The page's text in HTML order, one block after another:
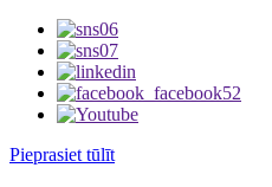
Pieprasiet tūlīt